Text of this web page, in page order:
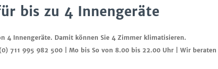
bis zu 4 Innengeräte
4 Innengeräte. Damit können Sie 4 Zimmer klimatisieren.
711 995 982 500 | Mo bis So von 8.00 bis 22.00 Uhr | Wir beraten